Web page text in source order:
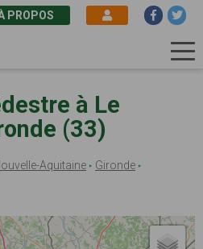
PROPOS
à Le
(33)
Aquitaine
Gironde